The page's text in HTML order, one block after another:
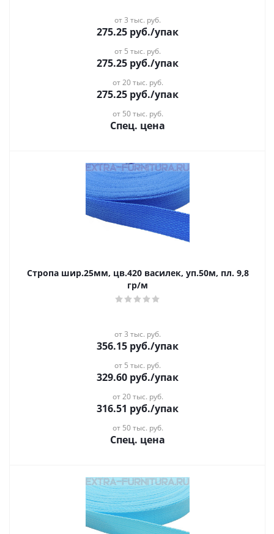
от 3 тыс. руб.
275.25 руб./упак
от 5 тыс. руб.
275.25 руб./упак
от 20 тыс. руб.
275.25 руб./упак
от 50 тыс. руб.
Спец. цена
Стропа шир.25мм, цв.420 василек, уп.50м, пл. 9,8
гр/м
от 3 тыс. руб.
356.15 руб./упак
от 5 тыс. руб.
329.60 руб./упак
от 20 тыс. руб.
316.51 руб./упак
от 50 тыс. руб.
Спец. цена